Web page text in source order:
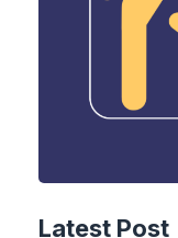
Latest Post